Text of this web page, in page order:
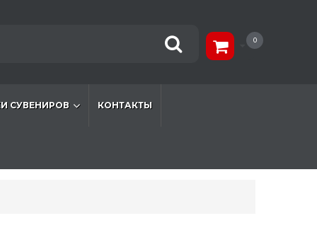
0
СУВЕНИРОВ КОНТАКТЫ